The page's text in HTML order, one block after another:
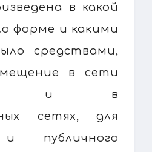
в какой
форме и какими
средствами,
в сети
и в
сетях, для
публичного